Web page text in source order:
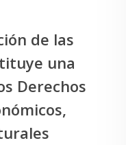
de las
una
Derechos